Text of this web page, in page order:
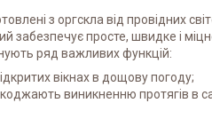
з оргскла від провідних
забезпечує просте, швидке і
ряд важливих функцій:
вікнах в дощову погоду;
виникненню протягів в